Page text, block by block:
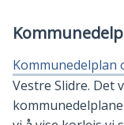
Kommunedelplan
Vestre Slidre. Det